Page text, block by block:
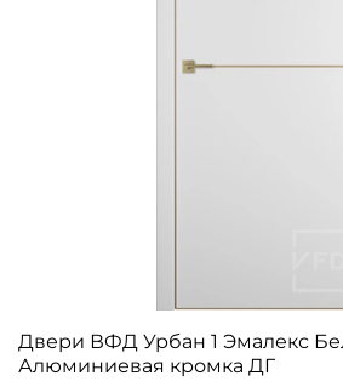
Двери ВФД Урбан 1 Эмалекс
Алюминиевая кромка ДГ